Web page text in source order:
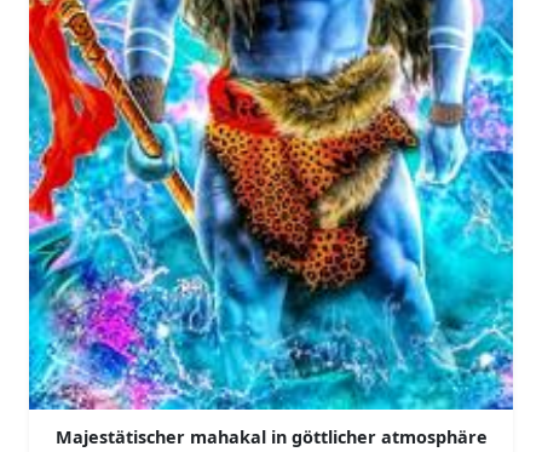
Majestätischer mahakal in göttlicher atmosphäre